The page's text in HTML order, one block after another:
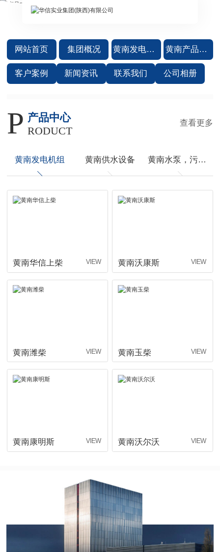
网站首页 集团概况 黄南发电机组 黄南产品中心
客户案例 新闻资讯 联系我们 公司相册
P 产品中心
RODUCT
查看更多
黄南发电机组 黄南供水设备 黄南水泵，污水处理
黄南华信上柴 黄南沃康斯
黄南潍柴 黄南玉柴
黄南康明斯 黄南沃尔沃